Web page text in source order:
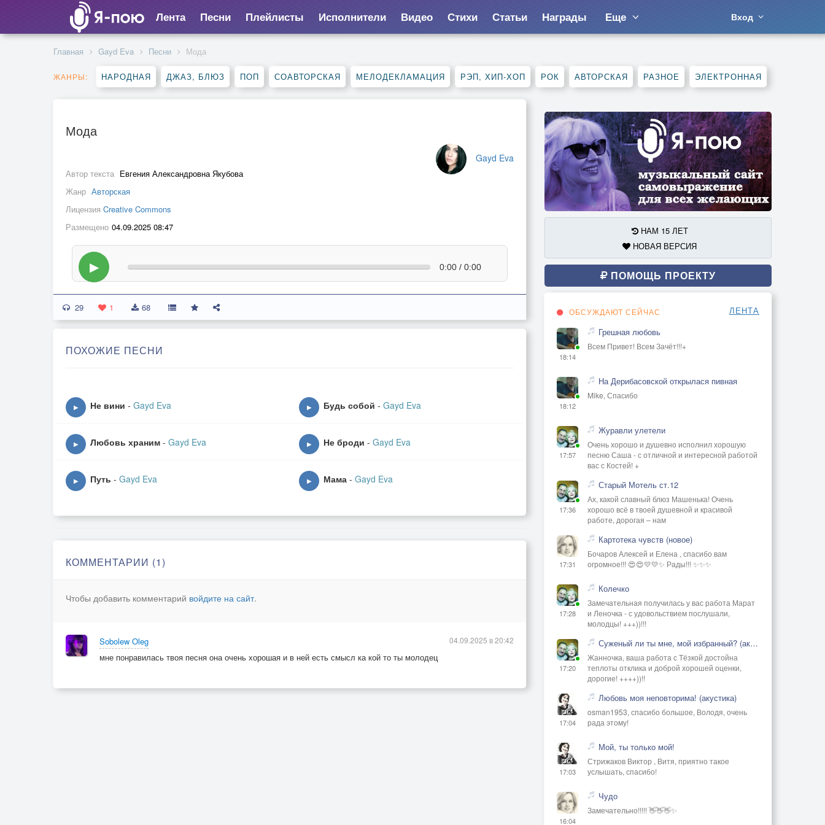
Лента Песни Плейлисты Исполнители Видео Стихи Статьи Награды Еще Вход
Главная Gayd Eva Песни Мода
ЖАНРЫ: НАРОДНАЯ ДЖАЗ, БЛЮЗ ПОП СОАВТОРСКАЯ МЕЛОДЕКЛАМАЦИЯ РЭП, ХИП-ХОП РОК АВТОРСКАЯ РАЗНОЕ ЭЛЕКТРОННАЯ
Мода
Gayd Eva
Автор текста Евгения Александровна Якубова
Жанр Авторская
Лицензия Creative Commons
Размещено 04.09.2025 08:47
▶ 0:00 / 0:00
29 1 68
ПОХОЖИЕ ПЕСНИ
▶ Не вини - Gayd Eva ▶ Будь собой - Gayd Eva
▶ Любовь храним - Gayd Eva ▶ Не броди - Gayd Eva
▶ Путь - Gayd Eva ▶ Мама - Gayd Eva
КОММЕНТАРИИ (1)
Чтобы добавить комментарий войдите на сайт.
Sobolew Oleg
мне понравилась твоя песня она очень хорошая и в ней есть смысл ка кой то ты молодец
04.09.2025 в 20:42
НАМ 15 ЛЕТ
НОВАЯ ВЕРСИЯ
ПОМОЩЬ ПРОЕКТУ
ОБСУЖДАЮТ СЕЙЧАС ЛЕНТА
18:14
Грешная любовь
Всем Привет! Всем Зачёт!!!+
18:12
На Дерибасовской открылася пивная
Mike, Спасибо
17:57
Журавли улетели
Очень хорошо и душевно исполнил хорошую
песню Саша - с отличной и интересной работой
вас с Костей! +
17:36
Старый Мотель ст.12
Ах, какой славный блюз Машенька! Очень
хорошо всё в твоей душевной и красивой
работе, дорогая – нам
17:31
Картотека чувств (новое)
Бочаров Алексей и Елена , спасибо вам
огромное!!! 😍😍💛💛✨ Рады!!! ✨✨✨
17:28
Колечко
Замечательная получилась у вас работа Марат
и Леночка - с удовольствием послушали,
молодцы! +++))!!!
17:20
Суженый ли ты мне, мой избранный? (акустика)
Жанночка, ваша работа с Тёзкой достойна
теплоты отклика и доброй хорошей оценки,
дорогие! ++++))!!
17:04
Любовь моя неповторима! (акустика)
osman1953, спасибо большое, Володя, очень
рада этому!
17:03
Мой, ты только мой!
Стрижаков Виктор , Витя, приятно такое
услышать, спасибо!
16:04
Чудо
Замечательно!!!!! 👋👋👋✨